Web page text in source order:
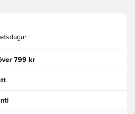
799 kr